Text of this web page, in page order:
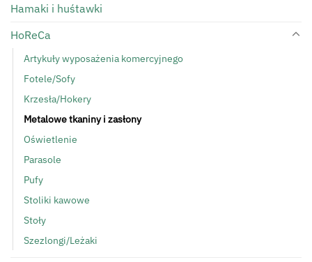
Hamaki i huśtawki
HoReCa
Artykuły wyposażenia komercyjnego
Fotele/Sofy
Krzesła/Hokery
Metalowe tkaniny i zasłony
Oświetlenie
Parasole
Pufy
Stoliki kawowe
Stoły
Szezlongi/Leżaki